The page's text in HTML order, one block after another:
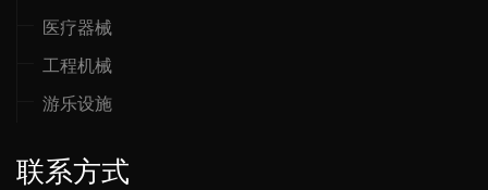
医疗器械
工程机械
游乐设施
联系方式